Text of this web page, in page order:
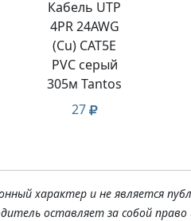
Кабель UTP
4PR 24AWG
(Cu) CAT5E
PVC серый
305м Tantos
27
характер и не является
оставляет за собой право